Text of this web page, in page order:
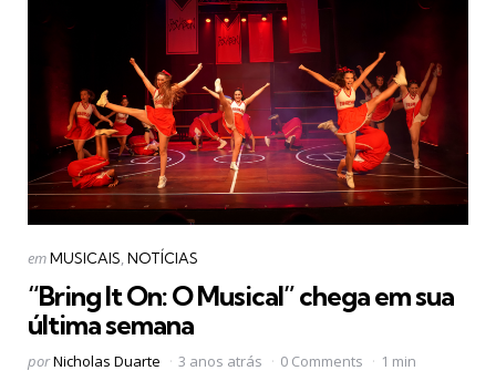
Categorias
Postado
emMUSICAIS NOTÍCIAS
“Bring It On: O Musical” chega em sua
última semana
Postado
porNicholas Duarte 3 anos atrás 0 Comments 1 min